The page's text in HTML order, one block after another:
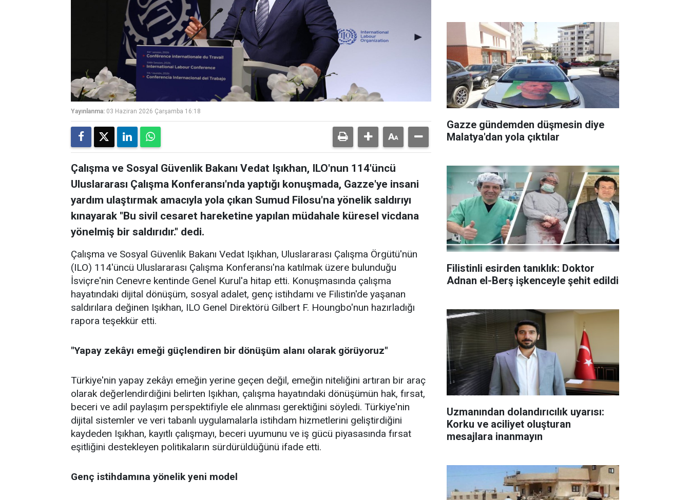
Yayınlanma: 03 Haziran 2026 Çarşamba 16:18
Çalışma ve Sosyal Güvenlik Bakanı Vedat Işıkhan, ILO'nun 114'üncü
Uluslararası Çalışma Konferansı'nda yaptığı konuşmada, Gazze'ye insani
yardım ulaştırmak amacıyla yola çıkan Sumud Filosu'na yönelik saldırıyı
kınayarak "Bu sivil cesaret hareketine yapılan müdahale küresel vicdana
yönelmiş bir saldırıdır." dedi.
Çalışma ve Sosyal Güvenlik Bakanı Vedat Işıkhan, Uluslararası Çalışma Örgütü'nün
(ILO) 114'üncü Uluslararası Çalışma Konferansı'na katılmak üzere bulunduğu
İsviçre'nin Cenevre kentinde Genel Kurul'a hitap etti. Konuşmasında çalışma
hayatındaki dijital dönüşüm, sosyal adalet, genç istihdamı ve Filistin'de yaşanan
saldırılara değinen Işıkhan, ILO Genel Direktörü Gilbert F. Houngbo'nun hazırladığı
rapora teşekkür etti.
"Yapay zekâyı emeği güçlendiren bir dönüşüm alanı olarak görüyoruz"
Türkiye'nin yapay zekâyı emeğin yerine geçen değil, emeğin niteliğini artıran bir araç
olarak değerlendirdiğini belirten Işıkhan, çalışma hayatındaki dönüşümün hak, fırsat,
beceri ve adil paylaşım perspektifiyle ele alınması gerektiğini söyledi. Türkiye'nin
dijital sistemler ve veri tabanlı uygulamalarla istihdam hizmetlerini geliştirdiğini
kaydeden Işıkhan, kayıtlı çalışmayı, beceri uyumunu ve iş gücü piyasasında fırsat
eşitliğini destekleyen politikaların sürdürüldüğünü ifade etti.
Genç istihdamına yönelik yeni model
Gazze gündemden düşmesin diye
Malatya'dan yola çıktılar
Filistinli esirden tanıklık: Doktor
Adnan el-Berş işkenceyle şehit edildi
Uzmanından dolandırıcılık uyarısı:
Korku ve aciliyet oluşturan
mesajlara inanmayın